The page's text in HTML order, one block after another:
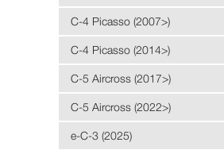
C-4 Picasso (2007>)
C-4 Picasso (2014>)
C-5 Aircross (2017>)
C-5 Aircross (2022>)
e-C-3 (2025)